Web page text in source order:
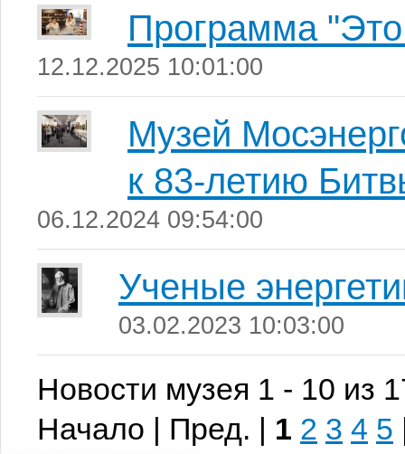
Программа
12.12.2025 10:01:00
Музей
к 83-летию
06.12.2024 09:54:00
Ученые
03.02.2023 10:03:00
Новости музея 1 - 10 из
Начало | Пред. | 1 2 3 4 5